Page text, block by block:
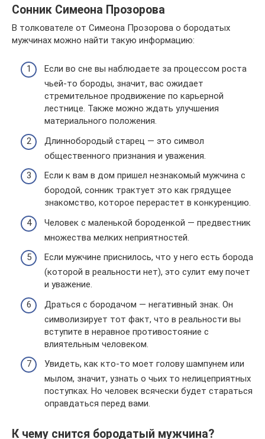
Сонник Симеона Прозорова
В толкователе от Симеона Прозорова о бородатых
мужчинах можно найти такую информацию:
Если во сне вы наблюдаете за процессом роста
чьей-то бороды, значит, вас ожидает
стремительное продвижение по карьерной
лестнице. Также можно ждать улучшения
материального положения.
Длиннобородый старец — это символ
общественного признания и уважения.
Если к вам в дом пришел незнакомый мужчина с
бородой, сонник трактует это как грядущее
знакомство, которое перерастет в конкуренцию.
Человек с маленькой бороденкой — предвестник
множества мелких неприятностей.
Если мужчине приснилось, что у него есть борода
(которой в реальности нет), это сулит ему почет
и уважение.
Драться с бородачом — негативный знак. Он
символизирует тот факт, что в реальности вы
вступите в неравное противостояние с
влиятельным человеком.
Увидеть, как кто-то моет голову шампунем или
мылом, значит, узнать о чьих то нелицеприятных
поступках. Но человек всячески будет стараться
оправдаться перед вами.
К чему снится бородатый мужчина?